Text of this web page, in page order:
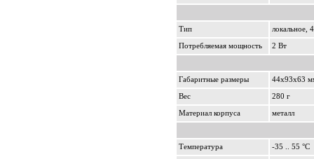
Тип локальное,
Потребляемая мощность 2 Вт
Габаритные размеры 44x93x63
Вес 280 г
Материал корпуса металл
Температура -35 .. 55 °С